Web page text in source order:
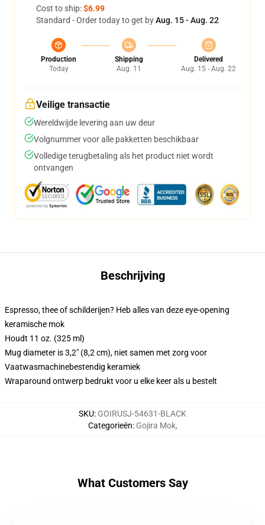
Cost to ship:$6.99
Standard - Order today to get byAug. 15 - Aug. 22
Production
Today
Shipping
Aug. 11
Delivered
Aug. 15 - Aug. 22
Veilige transactie
Wereldwijde levering aan uw deur
Volgnummer voor alle pakketten beschikbaar
Volledige terugbetaling als het product niet wordt
ontvangen
Beschrijving
Espresso, thee of schilderijen? Heb alles van deze eye-opening
keramische mok
Houdt 11 oz. (325 ml)
Mug diameter is 3,2" (8,2 cm), niet samen met zorg voor
Vaatwasmachinebestendig keramiek
Wraparound ontwerp bedrukt voor u elke keer als u bestelt
SKU: GOIRUSJ-54631-BLACK
Categorieën: Gojira Mok,
What Customers Say